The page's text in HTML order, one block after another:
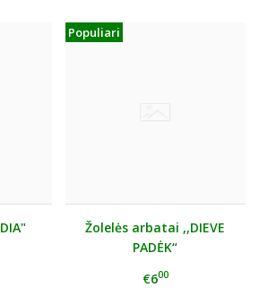
Populiari
Žolelės arbatai ,,DIEVE
PADĖK“
€600